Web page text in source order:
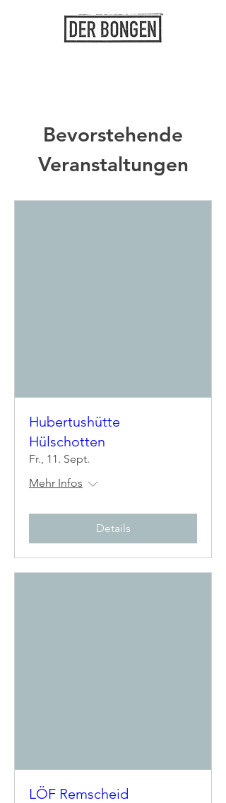
Bevorstehende
Veranstaltungen
Hubertushütte
Hülschotten
Fr., 11. Sept.
Mehr Infos
Details
LÖF Remscheid